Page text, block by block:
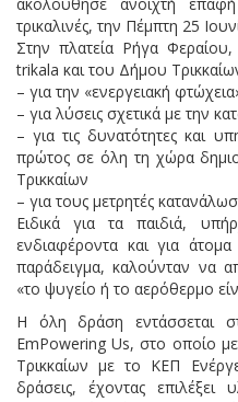
τρικαλινές, την Πέμπτη 25
Στην πλατεία Ρήγα
trikala και του Δήμου
– για την «ενεργειακή
– για λύσεις σχετικά με την
– για τις δυνατότητες και
πρώτος σε όλη τη χώρα
Τρικκαίων
– για τους μετρητές
Ειδικά για τα παιδιά,
ενδιαφέροντα και για άτομα
παράδειγμα, καλούνταν να
«το ψυγείο ή το αερόθερμο
Η όλη δράση εντάσσεται
EmPowering Us, στο οποίο
Τρικκαίων με το ΚΕΠ
δράσεις, έχοντας